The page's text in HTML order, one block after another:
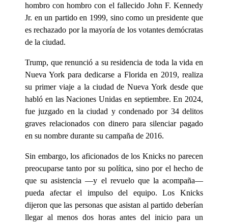
hombro con hombro con el fallecido John F. Kennedy
Jr. en un partido en 1999, sino como un presidente que
es rechazado por la mayoría de los votantes demócratas
de la ciudad.
Trump, que renunció a su residencia de toda la vida en
Nueva York para dedicarse a Florida en 2019, realiza
su primer viaje a la ciudad de Nueva York desde que
habló en las Naciones Unidas en septiembre. En 2024,
fue juzgado en la ciudad y condenado por 34 delitos
graves relacionados con dinero para silenciar pagado
en su nombre durante su campaña de 2016.
Sin embargo, los aficionados de los Knicks no parecen
preocuparse tanto por su política, sino por el hecho de
que su asistencia —y el revuelo que la acompaña—
pueda afectar el impulso del equipo. Los Knicks
dijeron que las personas que asistan al partido deberían
llegar al menos dos horas antes del inicio para un